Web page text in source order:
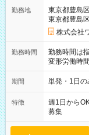
勤務地
東京都豊島区
東京都豊島
株式会社
勤務時間
勤務時間は
変形労働時間制 想
～21：00
期間 単発・1日の
特徴
週1日から
募集